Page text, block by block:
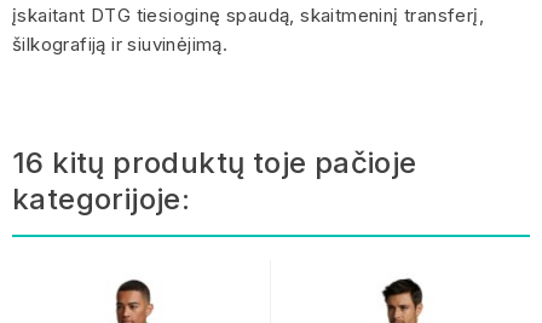
įskaitant DTG tiesioginę spaudą, skaitmeninį transferį,
šilkografiją ir siuvinėjimą.
16 kitų produktų toje pačioje
kategorijoje: